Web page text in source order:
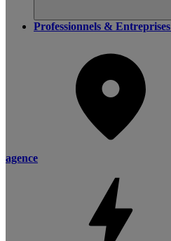
Professionnels & Entreprises
agence